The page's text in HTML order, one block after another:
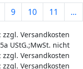
9 10 11 ...
zzgl. Versandkosten
UStG.;MwSt. nicht
Versandkosten
zzgl. Versandkosten